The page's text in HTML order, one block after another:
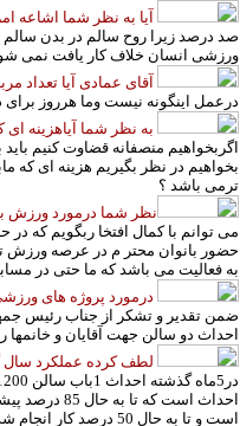
آیا به نظر شما اشاعه
صد درصد زیرا روح سالم در بدن
ورزشی انسان خلاف کار یافت نمی
آقای عمادی آیا تعداد
درعمل اینگونه نیست وما هرروز برای
به نظر شما آیاهزینه
اگربخواهیم منصفانه قضاوت کنیم
بخواهیم در نظر بگیریم هزینه ای
ترمی باشد ؟
نظر شما درمورد
می توانم با کمال افتخا ربگویم که
به فعالیت می باشد که ما حتی در
درمورد پروژه های
ضمن تقدیر و تشکر از جناب رئیس
احداث دو سالن جهت آقایان و خانمها را
لطف کرده عملکرد سال